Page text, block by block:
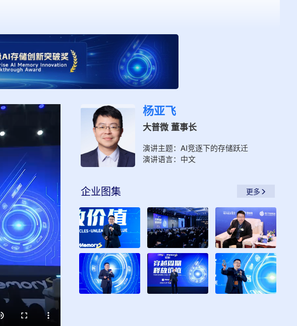
杨亚飞
大普微 董事长
演讲主题：AI竞逐下的存储跃迁
演讲语言： 中文
企业图集 更多